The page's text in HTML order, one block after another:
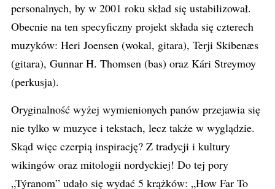
personalnych, by w 2001 roku skład się ustabilizował.
Obecnie na ten specyficzny projekt składa się czterech
muzyków: Heri Joensen (wokal, gitara), Terji Skibenæs
(gitara), Gunnar H. Thomsen (bas) oraz Kári Streymoy
(perkusja).
Oryginalność wyżej wymienionych panów przejawia się
nie tylko w muzyce i tekstach, lecz także w wyglądzie.
Skąd więc czerpią inspirację? Z tradycji i kultury
wikingów oraz mitologii nordyckiej! Do tej pory
„Týranom” udało się wydać 5 krążków: „How Far To